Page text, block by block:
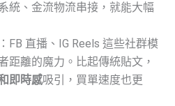
統、金流物流串接，就能大幅
：FB 直播、IG Reels 這些社群模
距離的魔力。比起傳統貼文，
即時感吸引，買單速度也更